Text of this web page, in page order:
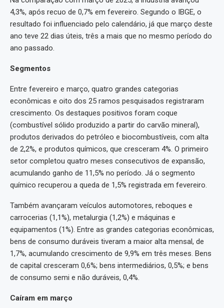
4,3%, após recuo de 0,7% em fevereiro. Segundo o IBGE, o
resultado foi influenciado pelo calendário, já que março deste
ano teve 22 dias úteis, três a mais que no mesmo período do
ano passado.
Segmentos
Entre fevereiro e março, quatro grandes categorias
econômicas e oito dos 25 ramos pesquisados registraram
crescimento. Os destaques positivos foram coque
(combustível sólido produzido a partir do carvão mineral),
produtos derivados do petróleo e biocombustíveis, com alta
de 2,2%, e produtos químicos, que cresceram 4%. O primeiro
setor completou quatro meses consecutivos de expansão,
acumulando ganho de 11,5% no período. Já o segmento
químico recuperou a queda de 1,5% registrada em fevereiro.
Também avançaram veículos automotores, reboques e
carrocerias (1,1%), metalurgia (1,2%) e máquinas e
equipamentos (1%). Entre as grandes categorias econômicas,
bens de consumo duráveis tiveram a maior alta mensal, de
1,7%, acumulando crescimento de 9,9% em três meses. Bens
de capital cresceram 0,6%; bens intermediários, 0,5%; e bens
de consumo semi e não duráveis, 0,4%.
Caíram em março